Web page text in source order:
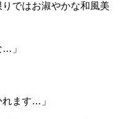
りではお淑やかな和風美
」
ます…」